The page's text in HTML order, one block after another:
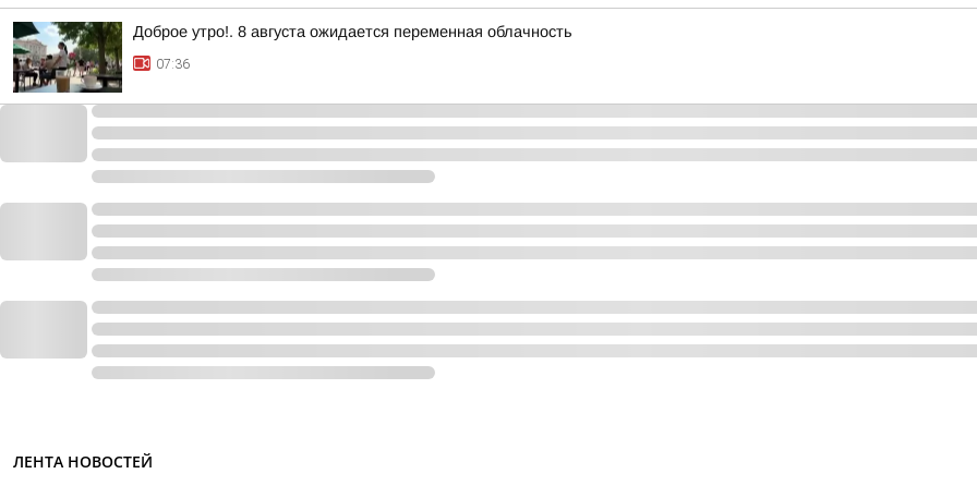
Доброе утро!. 8 августа ожидается переменная облачность
07:36
ЛЕНТА НОВОСТЕЙ